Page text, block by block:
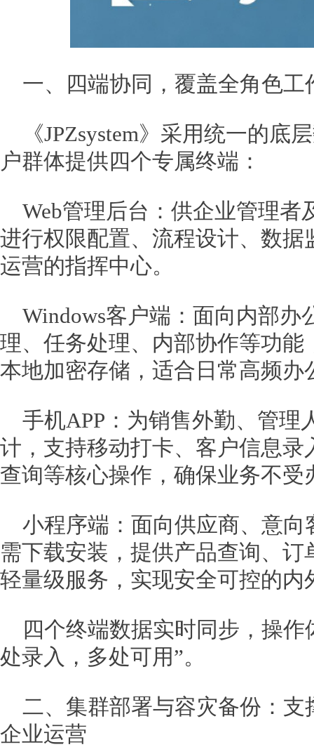
一、四端协同，覆盖全角色工
《JPZsystem》采用统一的底
户群体提供四个专属终端：
Web管理后台：供企业管理者
进行权限配置、流程设计、数
运营的指挥中心。
Windows客户端：面向内部办
理、任务处理、内部协作等功
本地加密存储，适合日常高频办
手机APP：为销售外勤、管理
计，支持移动打卡、客户信息
查询等核心操作，确保业务不受
小程序端：面向供应商、意
需下载安装，提供产品查询、
轻量级服务，实现安全可控的内
四个终端数据实时同步，操
处录入，多处可用”。
二、集群部署与容灾备份：
企业运营